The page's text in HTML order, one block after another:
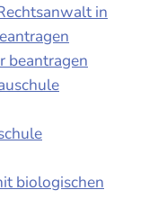
in
beantragen
biologischen